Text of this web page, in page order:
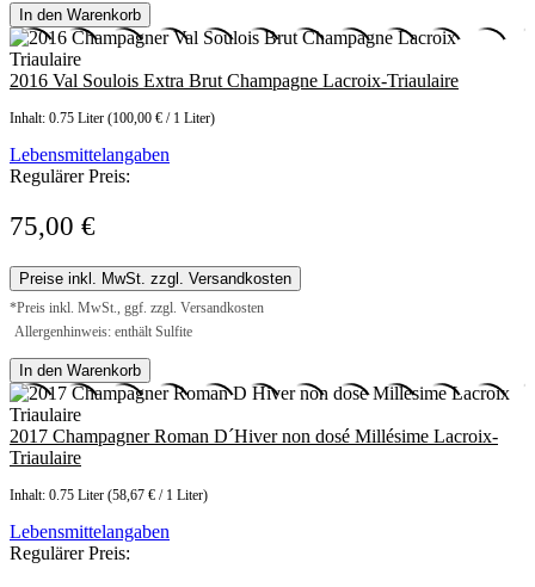
In den Warenkorb
2016 Val Soulois Extra Brut Champagne Lacroix-Triaulaire
Inhalt: 0.75 Liter (100,00 € / 1 Liter)
Lebensmittelangaben
Regulärer Preis:
75,00 €
Preise inkl. MwSt. zzgl. Versandkosten
*Preis inkl. MwSt., ggf. zzgl. Versandkosten
Allergenhinweis: enthält Sulfite
In den Warenkorb
2017 Champagner Roman D´Hiver non dosé Millésime Lacroix-
Triaulaire
Inhalt: 0.75 Liter (58,67 € / 1 Liter)
Lebensmittelangaben
Regulärer Preis: